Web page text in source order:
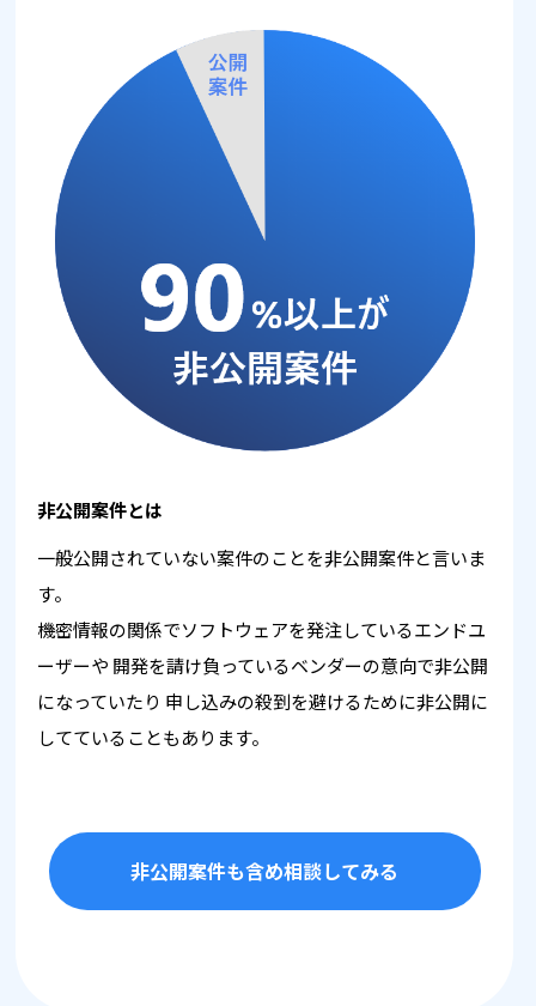
非公開案件とは
一般公開されていない案件のことを非公開案件と言いま
す。
機密情報の関係でソフトウェアを発注しているエンドユ
ーザーや 開発を請け負っているベンダーの意向で非公開
になっていたり 申し込みの殺到を避けるために非公開に
してていることもあります。
非公開案件も含め相談してみる